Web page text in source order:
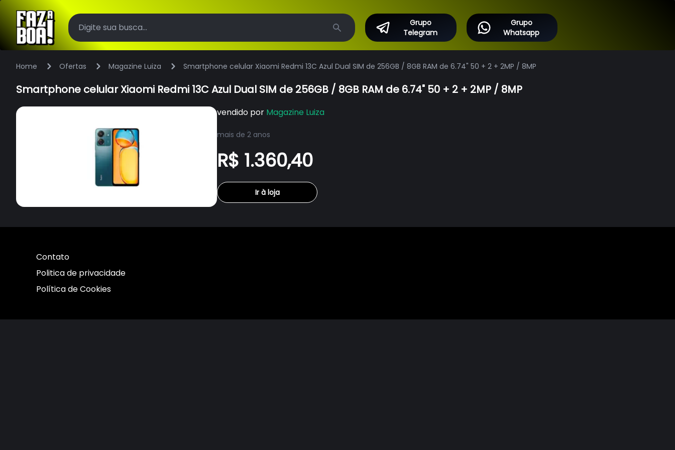
Search
Grupo
Telegram
Grupo
Whatsapp
Home Ofertas Magazine Luiza Smartphone celular Xiaomi Redmi 13C Azul Dual SIM de 256GB / 8GB RAM de 6.74" 50 + 2 + 2MP / 8MP
Smartphone celular Xiaomi Redmi 13C Azul Dual SIM de 256GB / 8GB RAM de 6.74" 50 + 2 + 2MP / 8MP
vendido por Magazine Luiza
mais de 2 anos
R$ 1.360,40
Ir à loja
Contato
Politica de privacidade
Política de Cookies